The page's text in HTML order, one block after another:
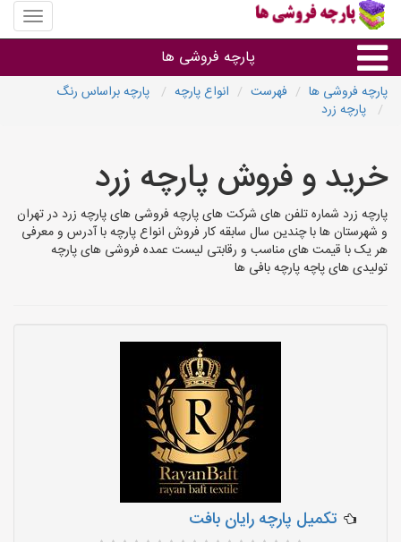
منوی
سایت
فروشی
پارچه فروشی ها
پارچه براساس رنگ طرح و کاربرد
پارچه فروشی های هر شهر
پارچه فروشی ها فهرست انواع پارچه
پارچه براساس رنگ
پارچه زرد
خرید و فروش پارچه زرد
پارچه زرد شماره تلفن های شرکت های پارچه فروشی های پارچه زرد در تهران
و شهرستان ها با چندین سال سابقه کار فروش انواع پارچه با آدرس و معرفی
هر یک با قیمت های مناسب و رقابتی لیست عمده فروشی های پارچه
تولیدی های پاچه پارچه بافی ها
تکمیل پارچه رایان بافت